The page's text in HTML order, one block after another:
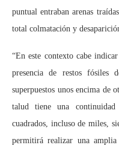
puntual entraban arenas
total colmatación y
“En este contexto cabe
presencia de restos fósiles
superpuestos unos encima de
talud tiene una
cuadrados, incluso de miles,
permitirá realizar una